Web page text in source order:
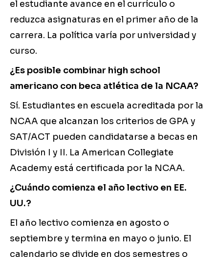
el estudiante avance en el currículo o
reduzca asignaturas en el primer año de la
carrera. La política varía por universidad y
curso.
¿Es posible combinar high school
americano con beca atlética de la NCAA?
Sí. Estudiantes en escuela acreditada por la
NCAA que alcanzan los criterios de GPA y
SAT/ACT pueden candidatarse a becas en
División I y II. La American Collegiate
Academy está certificada por la NCAA.
¿Cuándo comienza el año lectivo en EE.
UU.?
El año lectivo comienza en agosto o
septiembre y termina en mayo o junio. El
calendario se divide en dos semestres o